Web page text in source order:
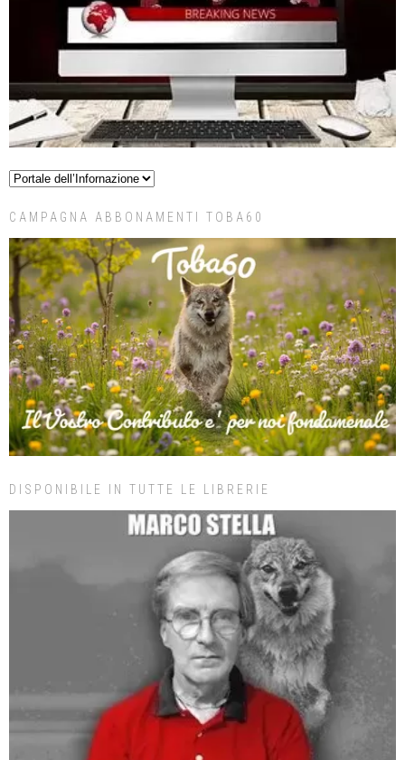
CAMPAGNA ABBONAMENTI TOBA60
DISPONIBILE IN TUTTE LE LIBRERIE